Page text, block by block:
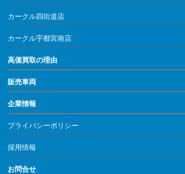
カークル四街道店
カークル宇都宮南店
高価買取の理由
販売車両
企業情報
プライバシーポリシー
採用情報
お問合せ